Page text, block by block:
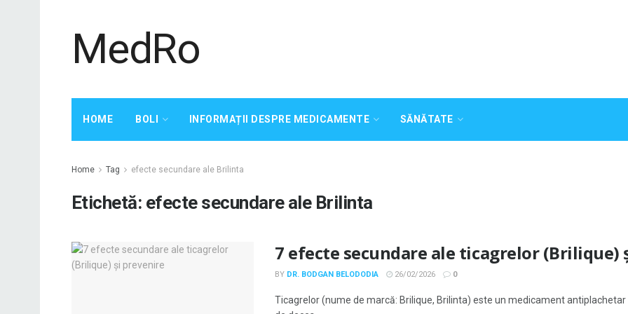
MedRo
HOME BOLI INFORMAȚII DESPRE MEDICAMENTE SĂNĂTATE
Home Tag efecte secundare ale Brilinta
Etichetă: efecte secundare ale Brilinta
7 efecte secundare ale ticagrelor (Brilique)
BY DR. BODGAN BELODODIA 26/02/2026 0
Ticagrelor (nume de marcă: Brilique, Brilinta) este un medicament